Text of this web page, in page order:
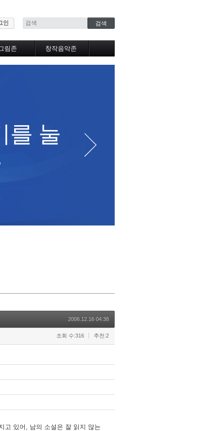
인
림존 창작음악존
를 눌
2006.12.16 04:38
조회 수:316 추천:2
고 있어, 남의 소설은 잘 읽지 않는